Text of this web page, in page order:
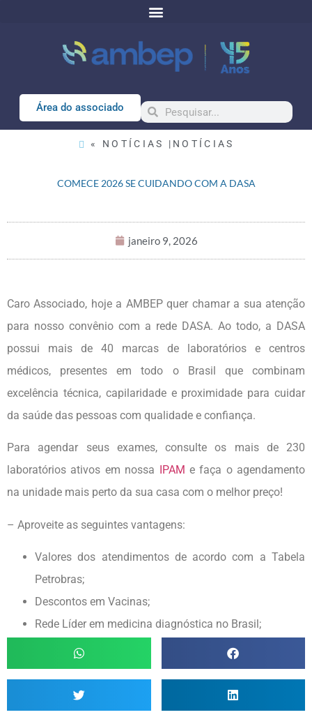
Área do associado
« NOTÍCIAS | NOTÍCIAS
COMECE 2026 SE CUIDANDO COM A DASA
janeiro 9, 2026
Caro Associado, hoje a AMBEP quer chamar a sua atenção
para nosso convênio com a rede DASA. Ao todo, a DASA
possui mais de 40 marcas de laboratórios e centros
médicos, presentes em todo o Brasil que combinam
excelência técnica, capilaridade e proximidade para cuidar
da saúde das pessoas com qualidade e confiança.
Para agendar seus exames, consulte os mais de 230
laboratórios ativos em nossa IPAM e faça o agendamento
na unidade mais perto da sua casa com o melhor preço!
– Aproveite as seguintes vantagens:
Valores dos atendimentos de acordo com a Tabela
Petrobras;
Descontos em Vacinas;
Rede Líder em medicina diagnóstica no Brasil;